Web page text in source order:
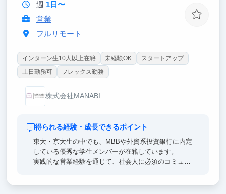
週 1日〜
営業
フルリモート
インターン生10人以上在籍 未経験OK
スタートアップ
土日勤務可
フレックス勤務
株式会社MANABI
得られる経験・成長できるポイント
東大・京大生の中でも、MBBや外資系投資銀行に内定
している優秀な学生メンバーが在籍しています。
実践的な営業経験を通じて、社会人に必須のコミュニ